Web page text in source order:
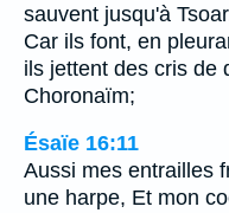
sauvent jusqu'à
Car ils font, en
ils jettent des cris de
Choronaïm;
Ésaïe 16:11
Aussi mes entrailles
une harpe, Et mon